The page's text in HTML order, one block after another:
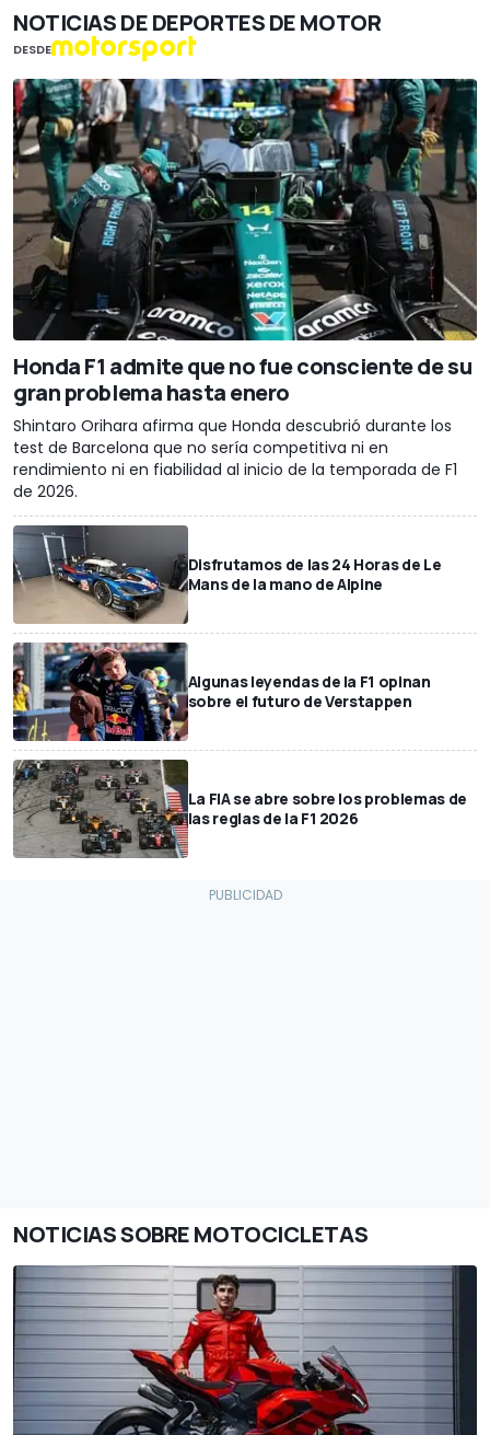
NOTICIAS DE DEPORTES DE MOTOR
DESDE
Honda F1 admite que no fue consciente de su
gran problema hasta enero
Shintaro Orihara afirma que Honda descubrió durante los
test de Barcelona que no sería competitiva ni en
rendimiento ni en fiabilidad al inicio de la temporada de F1
de 2026.
Disfrutamos de las 24 Horas de Le
Mans de la mano de Alpine
Algunas leyendas de la F1 opinan
sobre el futuro de Verstappen
La FIA se abre sobre los problemas de
las reglas de la F1 2026
NOTICIAS SOBRE MOTOCICLETAS